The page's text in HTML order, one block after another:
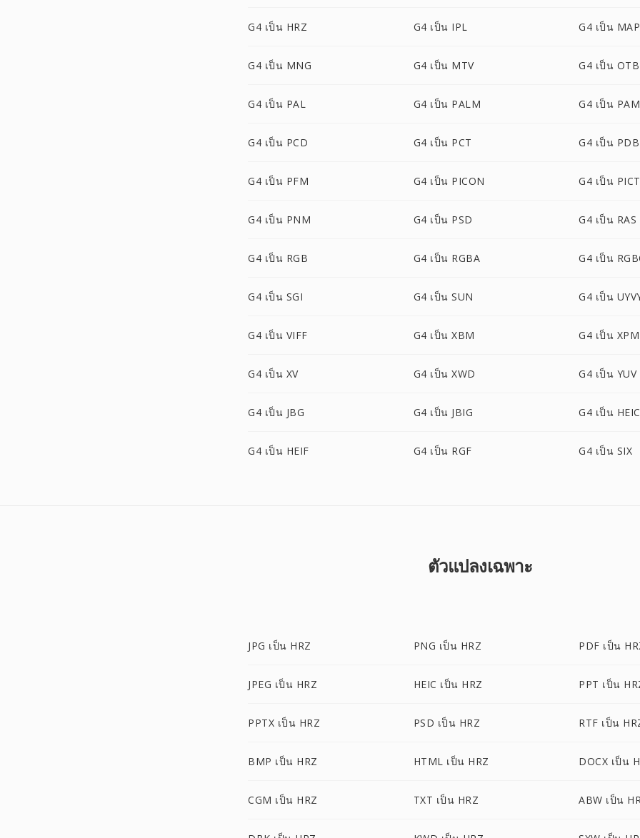
G4 เป็น HRZ G4 เป็น IPL G4 เป็น MAP
G4 เป็น MNG G4 เป็น MTV G4 เป็น OTB
G4 เป็น PAL G4 เป็น PALM G4 เป็น PAM
G4 เป็น PCD G4 เป็น PCT G4 เป็น PDB
G4 เป็น PFM G4 เป็น PICON G4 เป็น PICT
G4 เป็น PNM G4 เป็น PSD G4 เป็น RAS
G4 เป็น RGB G4 เป็น RGBA G4 เป็น
G4 เป็น SGI G4 เป็น SUN G4 เป็น
G4 เป็น VIFF G4 เป็น XBM G4 เป็น XPM
G4 เป็น XV G4 เป็น XWD G4 เป็น YUV
G4 เป็น JBG G4 เป็น JBIG G4 เป็น HEIC
G4 เป็น HEIF G4 เป็น RGF G4 เป็น SIX
ตัวแปลงเฉพาะ
JPG เป็น HRZ PNG เป็น HRZ PDF เป็น
JPEG เป็น HRZ HEIC เป็น HRZ PPT เป็น
PPTX เป็น HRZ PSD เป็น HRZ RTF เป็น
BMP เป็น HRZ HTML เป็น HRZ DOCX เป็น
CGM เป็น HRZ TXT เป็น HRZ ABW เป็น